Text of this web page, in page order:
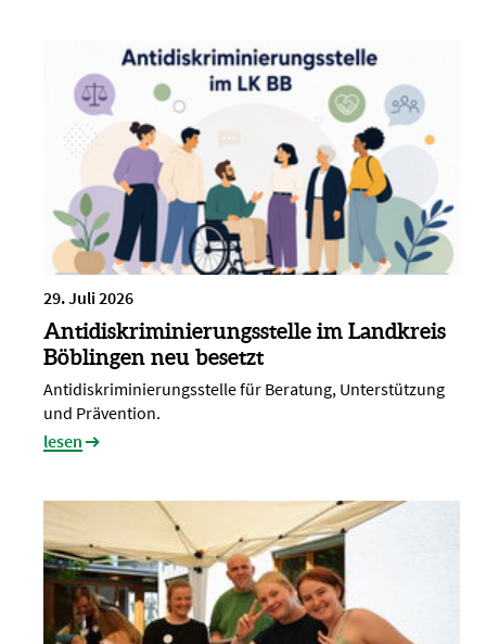
29. Juli 2026
Antidiskriminierungsstelle im Landkreis
Böblingen neu besetzt
Antidiskriminierungsstelle für Beratung, Unterstützung
und Prävention.
lesen